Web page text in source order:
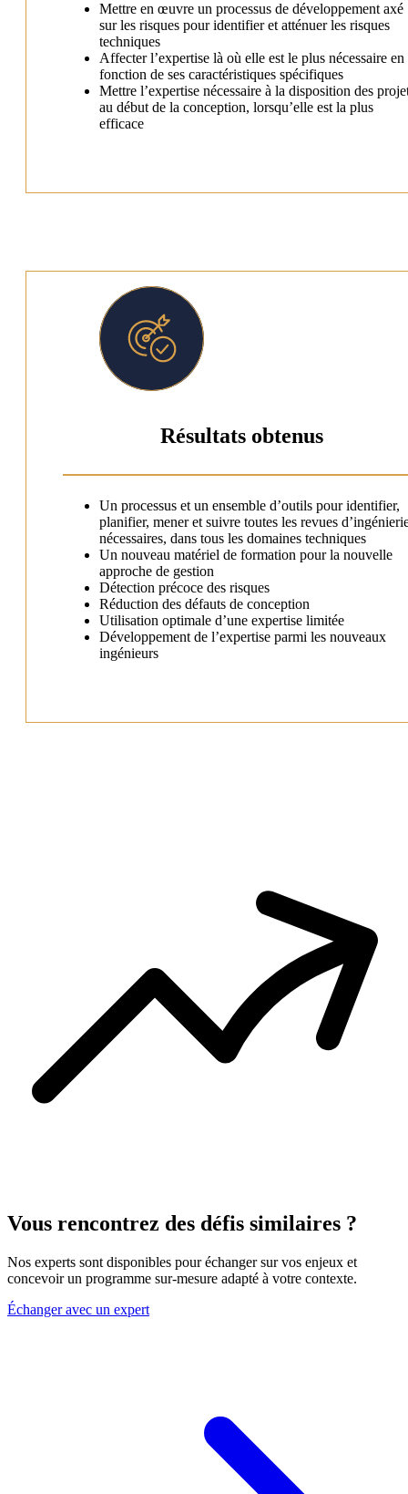
Mettre en œuvre un processus de développement axé
sur les risques pour identifier et atténuer les risques
techniques
Affecter l’expertise là où elle est le plus nécessaire en
fonction de ses caractéristiques spécifiques
Mettre l’expertise nécessaire à la disposition des
au début de la conception, lorsqu’elle est la plus
efficace
Résultats obtenus
Un processus et un ensemble d’outils pour identifier,
planifier, mener et suivre toutes les revues
nécessaires, dans tous les domaines techniques
Un nouveau matériel de formation pour la nouvelle
approche de gestion
Détection précoce des risques
Réduction des défauts de conception
Utilisation optimale d’une expertise limitée
Développement de l’expertise parmi les nouveaux
ingénieurs
Vous rencontrez des défis similaires ?
Nos experts sont disponibles pour échanger sur vos enjeux et
concevoir un programme sur-mesure adapté à votre contexte.
Échanger avec un expert